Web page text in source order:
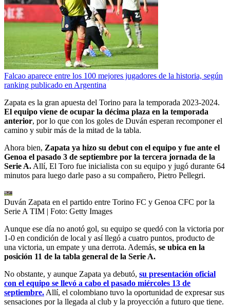
Falcao aparece entre los 100 mejores jugadores de la historia, según
ranking publicado en Argentina
Zapata es la gran apuesta del Torino para la temporada 2023-2024.
El equipo viene de ocupar la décima plaza en la temporada
anterior, por lo que con los goles de Duván esperan recomponer el
camino y subir más de la mitad de la tabla.
Ahora bien, Zapata ya hizo su debut con el equipo y fue ante el
Genoa el pasado 3 de septiembre por la tercera jornada de la
Serie A. Allí, El Toro fue inicialista con su equipo y jugó durante 64
minutos para luego darle paso a su compañero, Pietro Pellegri.
Duván Zapata en el partido entre Torino FC y Genoa CFC por la
Serie A TIM | Foto: Getty Images
Aunque ese día no anotó gol, su equipo se quedó con la victoria por
1-0 en condición de local y así llegó a cuatro puntos, producto de
una victoria, un empate y una derrota. Además, se ubica en la
posición 11 de la tabla general de la Serie A.
No obstante, y aunque Zapata ya debutó, su presentación oficial
con el equipo se llevó a cabo el pasado miércoles 13 de
septiembre. Allí, el colombiano tuvo la oportunidad de expresar sus
sensaciones por la llegada al club y la proyección a futuro que tiene.